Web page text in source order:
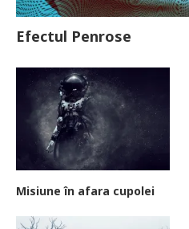
Efectul Penrose
Misiune în afara cupolei